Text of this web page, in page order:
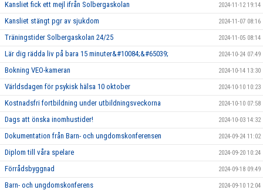
Kansliet fick ett mejl ifrån Solbergaskolan 2024-11-12 19:14
Kansliet stängt pgr av sjukdom 2024-11-07 08:16
Träningstider Solbergaskolan 24/25 2024-11-05 08:14
Lär dig rädda liv på bara 15 minuter&#10084;&#65039; 2024-10-24 07:49
Bokning VEO-kameran 2024-10-14 13:30
Världsdagen för psykisk hälsa 10 oktober 2024-10-10 10:23
Kostnadsfri fortbildning under utbildningsveckorna 2024-10-10 07:58
Dags att önska inomhustider! 2024-10-03 14:32
Dokumentation från Barn- och ungdomskonferensen 2024-09-24 11:02
Diplom till våra spelare 2024-09-20 10:24
Förrådsbyggnad 2024-09-18 09:49
Barn- och ungdomskonferens 2024-09-10 12:04